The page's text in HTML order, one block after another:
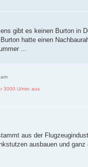
gibt es keinen Burton in
hatte einen
...
3000 U/min aus
aus der
ausbauen und